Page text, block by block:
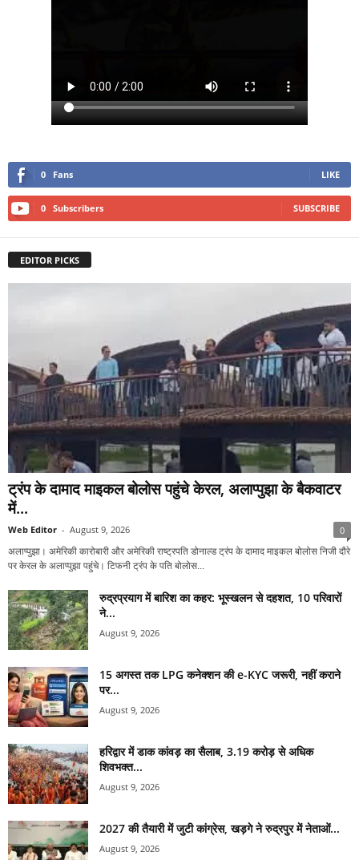
0 Fans LIKE
0 Subscribers SUBSCRIBE
EDITOR PICKS
ट्रंप के दामाद माइकल बोलोस पहुंचे केरल, अलाप्पुझा के बैकवाटर
में...
Web Editor - August 9, 2026 0
अलाप्पुझा। अमेरिकी कारोबारी और अमेरिकी राष्ट्रपति डोनाल्ड ट्रंप के दामाद माइकल बोलोस निजी दौरे
पर केरल के अलाप्पुझा पहुंचे। टिफनी ट्रंप के पति बोलोस...
रुद्रप्रयाग में बारिश का कहर: भूस्खलन से दहशत, 10 परिवारों
ने...
August 9, 2026
15 अगस्त तक LPG कनेक्शन की e-KYC जरूरी, नहीं कराने
पर...
August 9, 2026
हरिद्वार में डाक कांवड़ का सैलाब, 3.19 करोड़ से अधिक
शिवभक्त...
August 9, 2026
2027 की तैयारी में जुटी कांग्रेस, खड़गे ने रुद्रपुर में नेताओं...
August 9, 2026